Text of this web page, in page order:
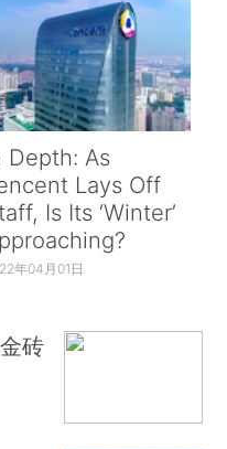
Depth: As
Lays Off
Is Its ‘Winter’
年04月01日
砖